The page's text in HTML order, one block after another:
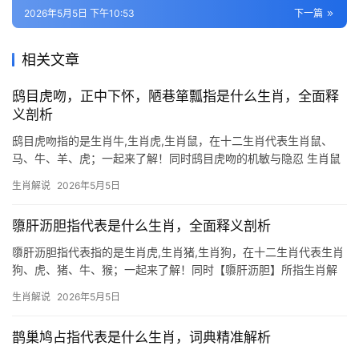
下一篇
2026年5月5日 下午10:53
相关文章
鸱目虎吻，正中下怀，陋巷箪瓢指是什么生肖，全面释
义剖析
鸱目虎吻指的是生肖牛,生肖虎,生肖鼠，在十二生肖代表生肖鼠、
马、牛、羊、虎；一起来了解！同时鸱目虎吻的机敏与隐忍 生肖鼠
虎，暗喻精明果决、善于审时度势，鼠年出生者天生具备敏锐的洞
生肖解说 2026年5月5日
隳肝沥胆指代表是什么生肖，全面释义剖析
隳肝沥胆指代表指的是生肖虎,生肖猪,生肖狗，在十二生肖代表生肖
狗、虎、猪、牛、猴；一起来了解！同时【隳肝沥胆】所指生肖解
在生肖文化中，此成语暗指生肖狗，狗自古被视为忠义象征，如“犬
生肖解说 2026年5月5日
鹊巢鸠占指代表是什么生肖，词典精准解析